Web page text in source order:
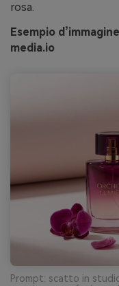
rosa.
Esempio
media.io
Prompt: scatto in